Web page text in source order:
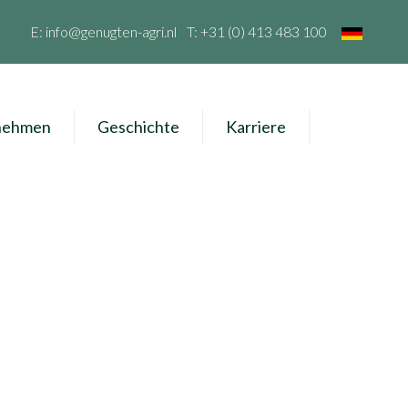
E: info@genugten-agri.nl T: +31 (0) 413 483 100
Geschichte Karriere